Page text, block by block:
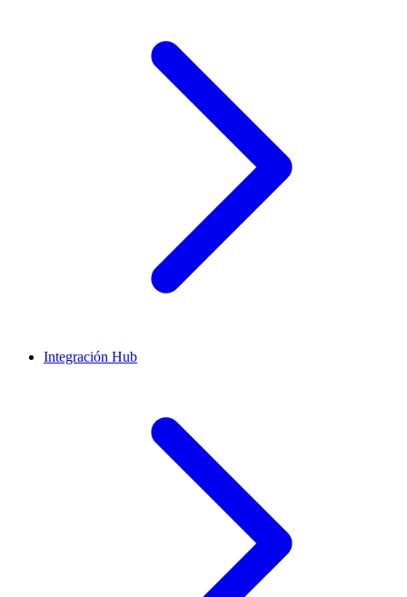
Integración Hub